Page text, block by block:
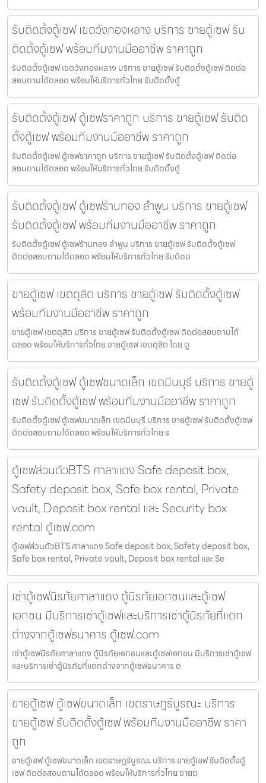
รับติดตั้งตู้เซฟ เขตวังทองหลาง บริการ ขายตู้เซฟ รับ
ติดตั้งตู้เซฟ พร้อมทีมงานมืออาชีพ ราคาถูก
รับติดตั้งตู้เซฟ เขตวังทองหลาง บริการ ขายตู้เซฟ รับติดตั้งตู้เซฟ ติดต่อ
สอบถามได้ตลอด พร้อมให้บริการทั่วไทย รับติดตั้งตู้
รับติดตั้งตู้เซฟ ตู้เซฟราคาถูก บริการ ขายตู้เซฟ รับติด
ตั้งตู้เซฟ พร้อมทีมงานมืออาชีพ ราคาถูก
รับติดตั้งตู้เซฟ ตู้เซฟราคาถูก บริการ ขายตู้เซฟ รับติดตั้งตู้เซฟ ติดต่อ
สอบถามได้ตลอด พร้อมให้บริการทั่วไทย รับติดตั้งตู้
รับติดตั้งตู้เซฟ ตู้เซฟร้านทอง ลำพูน บริการ ขายตู้เซฟ
รับติดตั้งตู้เซฟ พร้อมทีมงานมืออาชีพ ราคาถูก
รับติดตั้งตู้เซฟ ตู้เซฟร้านทอง ลำพูน บริการ ขายตู้เซฟ รับติดตั้งตู้เซฟ
ติดต่อสอบถามได้ตลอด พร้อมให้บริการทั่วไทย รับติดต
ขายตู้เซฟ เขตดุสิต บริการ ขายตู้เซฟ รับติดตั้งตู้เซฟ
พร้อมทีมงานมืออาชีพ ราคาถูก
ขายตู้เซฟ เขตดุสิต บริการ ขายตู้เซฟ รับติดตั้งตู้เซฟ ติดต่อสอบถามได้
ตลอด พร้อมให้บริการทั่วไทย ขายตู้เซฟ เขตดุสิต โดย ตู
รับติดตั้งตู้เซฟ ตู้เซฟขนาดเล็ก เขตมีนบุรี บริการ ขายตู้
เซฟ รับติดตั้งตู้เซฟ พร้อมทีมงานมืออาชีพ ราคาถูก
รับติดตั้งตู้เซฟ ตู้เซฟขนาดเล็ก เขตมีนบุรี บริการ ขายตู้เซฟ รับติดตั้งตู้เซฟ
ติดต่อสอบถามได้ตลอด พร้อมให้บริการทั่วไทย ร
ตู้เซฟส่วนตัวBTS ศาลาแดง Safe deposit box,
Safety deposit box, Safe box rental, Private
vault, Deposit box rental และ Security box
rental ตู้เซฟ.com
ตู้เซฟส่วนตัวBTS ศาลาแดง Safe deposit box, Safety deposit box,
Safe box rental, Private vault, Deposit box rental และ Se
เช่าตู้เซฟนิรภัยศาลาแดง ตู้นิรภัยเอกชนและตู้เซฟ
เอกชน มีบริการเช่าตู้เซฟและบริการเช่าตู้นิรภัยที่แตก
ต่างจากตู้เซฟธนาคาร ตู้เซฟ.com
เช่าตู้เซฟนิรภัยศาลาแดง ตู้นิรภัยเอกชนและตู้เซฟเอกชน มีบริการเช่าตู้เซฟ
และบริการเช่าตู้นิรภัยที่แตกต่างจากตู้เซฟธนาคาร ต
ขายตู้เซฟ ตู้เซฟขนาดเล็ก เขตราษฎร์บูรณะ บริการ
ขายตู้เซฟ รับติดตั้งตู้เซฟ พร้อมทีมงานมืออาชีพ ราคา
ถูก
ขายตู้เซฟ ตู้เซฟขนาดเล็ก เขตราษฎร์บูรณะ บริการ ขายตู้เซฟ รับติดตั้งตู้
เซฟ ติดต่อสอบถามได้ตลอด พร้อมให้บริการทั่วไทย ขายต